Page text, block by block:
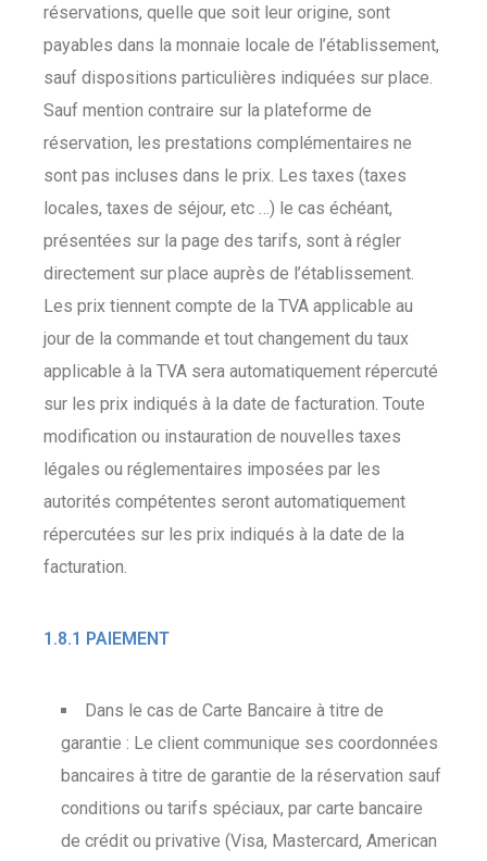
réservations, quelle que soit leur origine, sont
payables dans la monnaie locale de l’établissement,
sauf dispositions particulières indiquées sur place.
Sauf mention contraire sur la plateforme de
réservation, les prestations complémentaires ne
sont pas incluses dans le prix. Les taxes (taxes
locales, taxes de séjour, etc …) le cas échéant,
présentées sur la page des tarifs, sont à régler
directement sur place auprès de l’établissement.
Les prix tiennent compte de la TVA applicable au
jour de la commande et tout changement du taux
applicable à la TVA sera automatiquement répercuté
sur les prix indiqués à la date de facturation. Toute
modification ou instauration de nouvelles taxes
légales ou réglementaires imposées par les
autorités compétentes seront automatiquement
répercutées sur les prix indiqués à la date de la
facturation.
1.8.1 PAIEMENT
Dans le cas de Carte Bancaire à titre de
garantie : Le client communique ses coordonnées
bancaires à titre de garantie de la réservation sauf
conditions ou tarifs spéciaux, par carte bancaire
de crédit ou privative (Visa, Mastercard, American